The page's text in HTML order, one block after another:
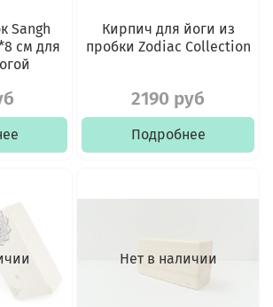
Sangh
см для
Кирпич для йоги из
пробки Zodiac Collection
2190 руб
Подробнее
Нет в наличии